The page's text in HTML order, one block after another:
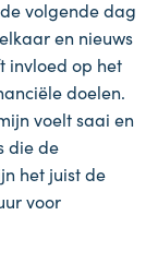
volgende dag
en nieuws
invloed op het
doelen.
voelt saai en
die de
het juist de
voor